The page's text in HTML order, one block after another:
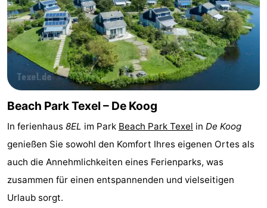
Zee
Vlijt
Hoeve
Holland
-
Land
en
Zeezicht
-
Strandhuys
Strandplevier
Campingplätze
Ferienhäuser
-
't
-
Beach Park Texel – De Koog
In ferienhaus 8EL im Park Beach Park Texel in De Koog
genießen Sie sowohl den Komfort Ihres eigenen Ortes als
auch die Annehmlichkeiten eines Ferienparks, was
zusammen für einen entspannenden und vielseitigen
Urlaub sorgt.